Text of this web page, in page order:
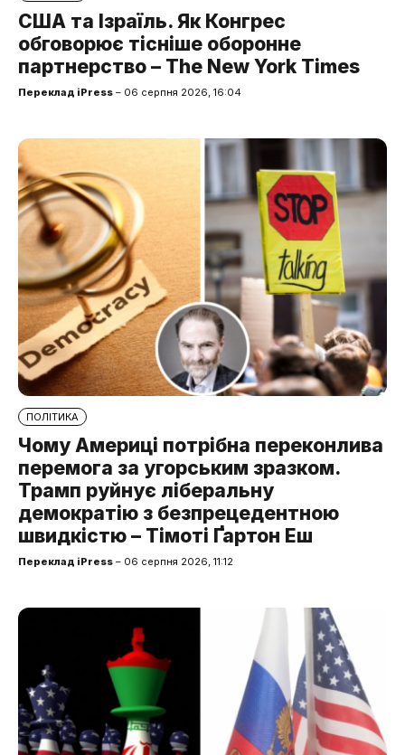
США та Ізраїль. Як Конгрес
обговорює тісніше оборонне
партнерство – The New York Times
Переклад iPress – 06 серпня 2026, 16:04
ПОЛІТИКА
Чому Америці потрібна переконлива
перемога за угорським зразком.
Трамп руйнує ліберальну
демократію з безпрецедентною
швидкістю – Тімоті Ґартон Еш
Переклад iPress – 06 серпня 2026, 11:12